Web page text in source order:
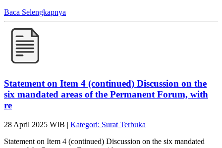
Baca Selengkapnya
Statement on Item 4 (continued) Discussion on the
six mandated areas of the Permanent Forum, with
re
28 April 2025 WIB | Kategori: Surat Terbuka
Statement on Item 4 (continued) Discussion on the six mandated